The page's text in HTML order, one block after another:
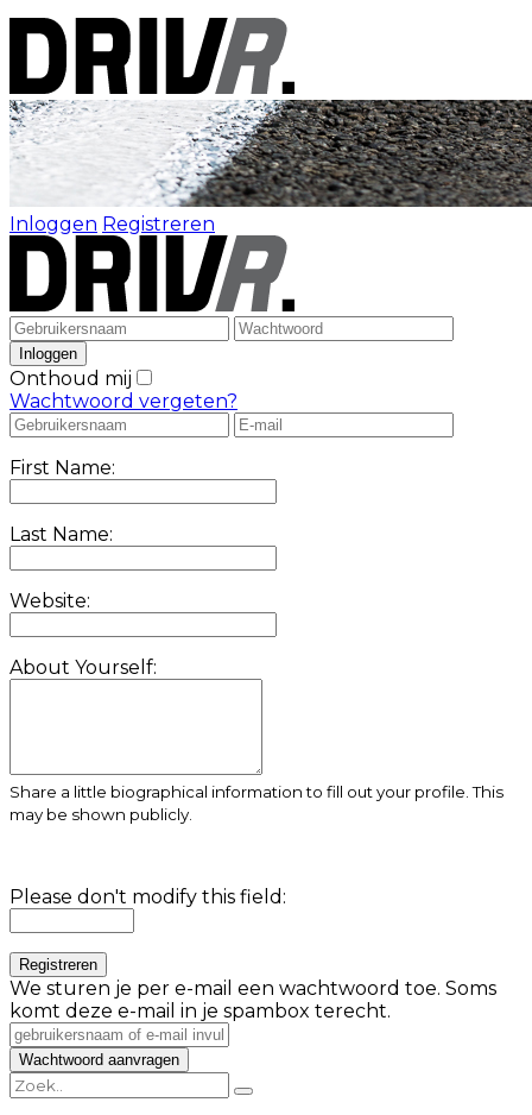
Inloggen Registreren
Onthoud mij
Wachtwoord vergeten?
First Name:
Last Name:
Website:
About Yourself:
Share a little biographical information to fill out your profile. This
may be shown publicly.
Please don't modify this field:
We sturen je per e-mail een wachtwoord toe. Soms
komt deze e-mail in je spambox terecht.